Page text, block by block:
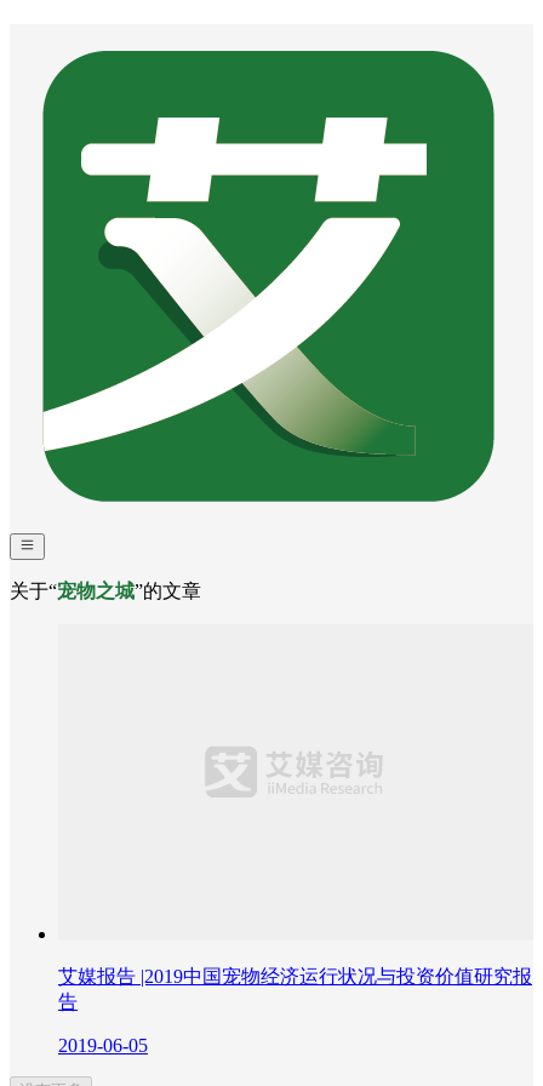
关于“宠物之城”的文章
艾媒报告 |2019中国宠物经济运行状况与投资价值研究报
告
2019-06-05